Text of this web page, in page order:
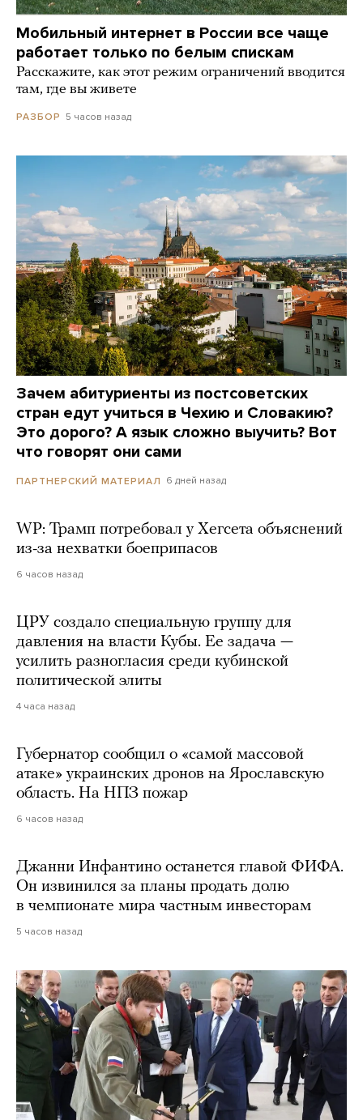
Мобильный интернет в России все чаще
работает только по белым спискам
Расскажите, как этот режим ограничений вводится
там, где вы живете
РАЗБОР 5 часов назад
Зачем абитуриенты из постсоветских
стран едут учиться в Чехию и Словакию?
Это дорого? А язык сложно выучить? Вот
что говорят они сами
ПАРТНЕРСКИЙ МАТЕРИАЛ 6 дней назад
WP: Трамп потребовал у Хегсета объяснений
из-за нехватки боеприпасов
6 часов назад
ЦРУ создало специальную группу для
давления на власти Кубы. Ее задача —
усилить разногласия среди кубинской
политической элиты
4 часа назад
Губернатор сообщил о «самой массовой
атаке» украинских дронов на Ярославскую
область. На НПЗ пожар
6 часов назад
Джанни Инфантино останется главой ФИФА.
Он извинился за планы продать долю
в чемпионате мира частным инвесторам
5 часов назад